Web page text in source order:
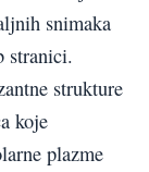
snimaka
stranici.
strukture
koje
plazme